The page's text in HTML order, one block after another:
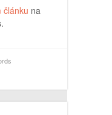
článku na